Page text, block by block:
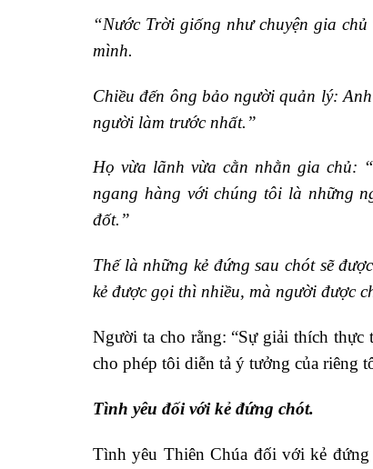
“Nước Trời giống như chuyện gia
mình.
Chiều đến ông bảo người quản lý:
người làm trước nhất.”
Họ vừa lãnh vừa cằn nhằn gia chủ:
ngang hàng với chúng tôi là những
đốt.”
Thế là những kẻ đứng sau chót sẽ
kẻ được gọi thì nhiều, mà người được
Người ta cho rằng: “Sự giải thích
cho phép tôi diễn tả ý tưởng của riêng
Tình yêu đối với kẻ đứng chót.
Tình yêu Thiên Chúa đối với kẻ